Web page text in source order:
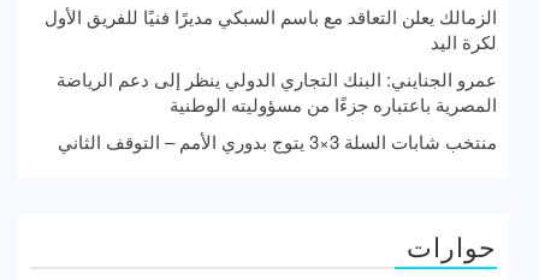
الزمالك يعلن التعاقد مع باسم السبكي مديرًا فنيًا للفريق الأول
لكرة اليد
عمرو الجنايني: البنك التجاري الدولي ينظر إلى دعم الرياضة
المصرية باعتباره جزءًا من مسؤوليته الوطنية
منتخب شابات السلة 3×3 يتوج بدوري الأمم – التوقف الثاني
حوارات